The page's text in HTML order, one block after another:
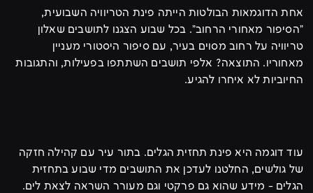
אחת הדוגמאות הבולטות הייתה פינת הטריוויה השבועית,
"הסיפור מאחורי הרחוב". בכל שבוע הצגנו לתושבים שאלון
טריוויה על רחוב מסוים בעיר, עם סיפור היסטורי מעניין
מאחוריו. התוצאה? אלפי תושבים השתתפו בפעילות, והתגובות
החיוביות לא איחרו להגיע.
עוד דוגמה היא פינת תחזית הגלים. בתור עיר עם קהילה חזקה
של גולשים, החלטנו לעדכן את התושבים מדי שבוע בתחזית
הגלים - מידע שהוא גם פרקטי וגם מעורר השראה לצאת לים.